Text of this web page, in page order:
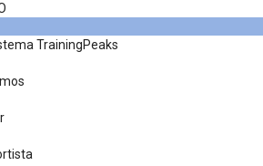
TrainingPeaks